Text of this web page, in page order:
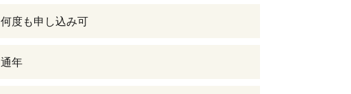
何度も申し込み可
通年